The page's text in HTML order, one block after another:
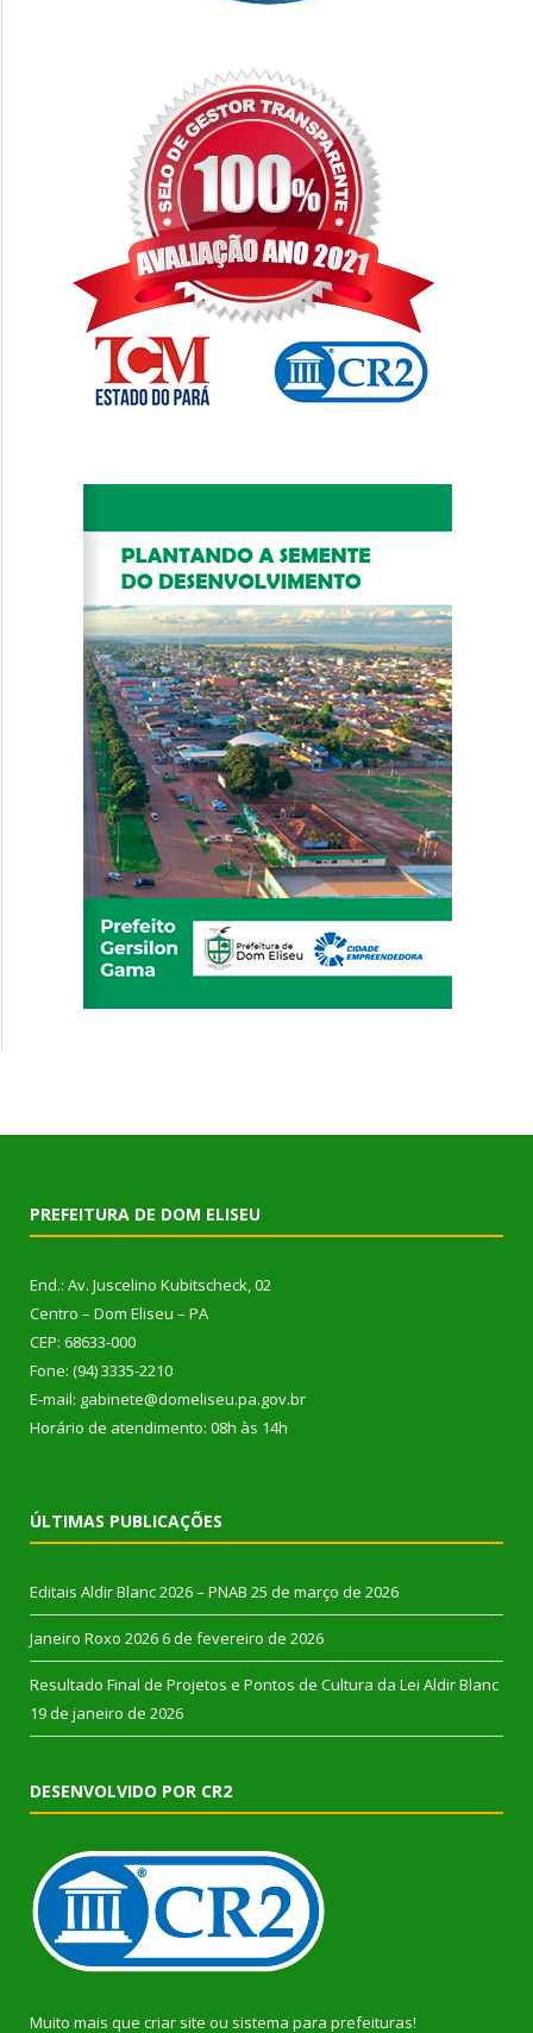
PREFEITURA DE DOM ELISEU
End.: Av. Juscelino Kubitscheck, 02
Centro – Dom Eliseu – PA
CEP: 68633-000
Fone: (94) 3335-2210
E-mail: gabinete@domeliseu.pa.gov.br
Horário de atendimento: 08h às 14h
ÚLTIMAS PUBLICAÇÕES
Editais Aldir Blanc 2026 – PNAB 25 de março de 2026
Janeiro Roxo 2026 6 de fevereiro de 2026
Resultado Final de Projetos e Pontos de Cultura da Lei Aldir Blanc
19 de janeiro de 2026
DESENVOLVIDO POR CR2
Muito mais que criar site ou sistema para prefeituras!